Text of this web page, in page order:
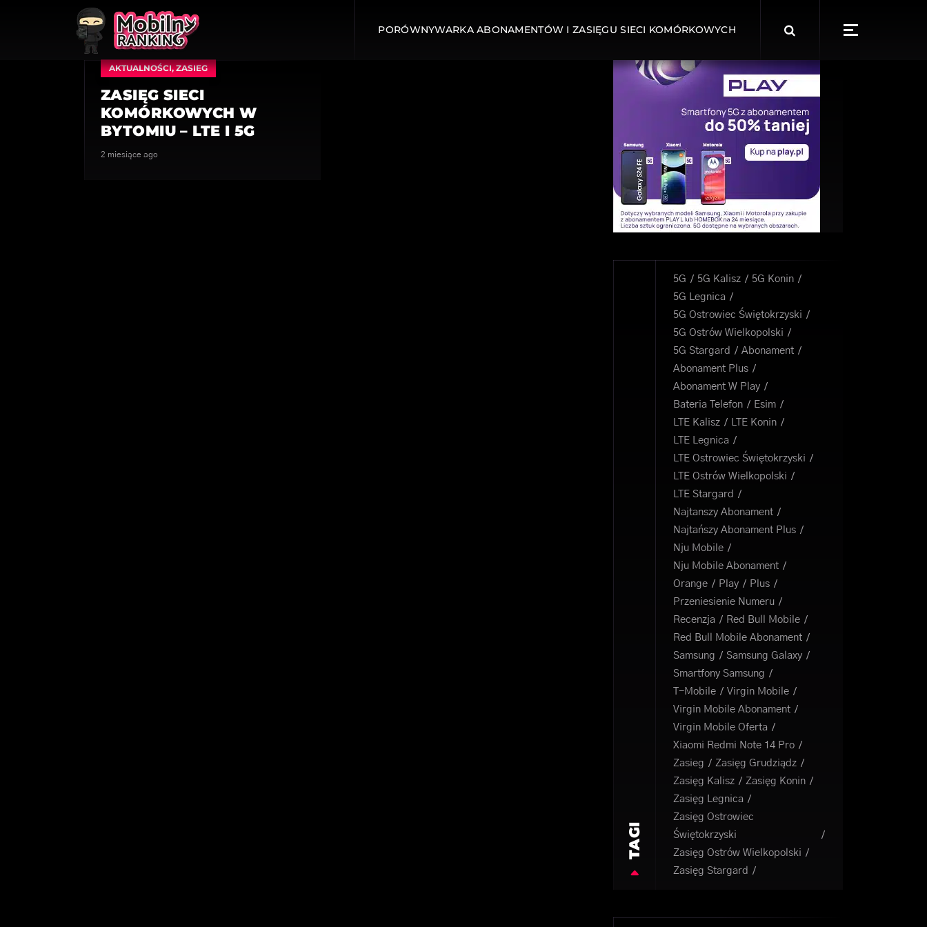
PORÓWNYWARKA ABONAMENTÓW I ZASIĘGU SIECI KOMÓRKOWYCH
for:
AKTUALNOŚCI,ZASIEG
ZASIĘG SIECI
KOMÓRKOWYCH W
BYTOMIU – LTE I 5G
2 miesiące ago
TAGI
5G 5G Kalisz
5G Konin
5G Legnica
5G Ostrowiec Świętokrzyski
5G Ostrów Wielkopolski
5G Stargard
Abonament
Abonament Plus
Abonament W Play
Bateria Telefon
Esim
LTE Kalisz
LTE Konin
LTE Legnica
LTE Ostrowiec Świętokrzyski
LTE Ostrów Wielkopolski
LTE Stargard
Najtanszy Abonament
Najtańszy Abonament Plus
Nju Mobile
Nju Mobile Abonament
Orange
Play
Plus
Przeniesienie Numeru
Recenzja
Red Bull Mobile
Red Bull Mobile Abonament
Samsung
Samsung Galaxy
Smartfony Samsung
T-Mobile
Virgin Mobile
Virgin Mobile Abonament
Virgin Mobile Oferta
Xiaomi Redmi Note 14 Pro
Zasieg
Zasięg Grudziądz
Zasięg Kalisz
Zasięg Konin
Zasięg Legnica
Zasięg Ostrowiec
Świętokrzyski
Zasięg Ostrów Wielkopolski
Zasięg Stargard